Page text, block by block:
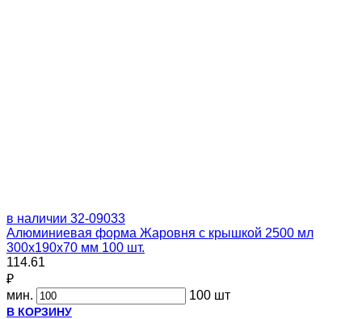
в наличии 32-09033
Алюминиевая форма Жаровня с крышкой 2500 мл
300x190х70 мм 100 шт.
114.61
₽
мин.
100 шт
В КОРЗИНУ